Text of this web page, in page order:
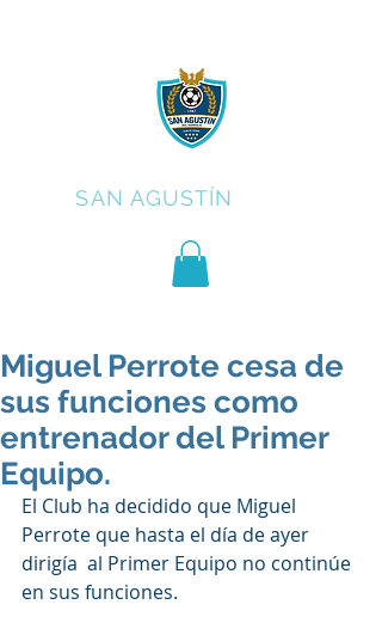
SAN AGUSTÍN
Miguel Perrote cesa de
sus funciones como
entrenador del Primer
Equipo.
El Club ha decidido que Miguel
Perrote que hasta el día de ayer
dirigía  al Primer Equipo no continúe
en sus funciones.